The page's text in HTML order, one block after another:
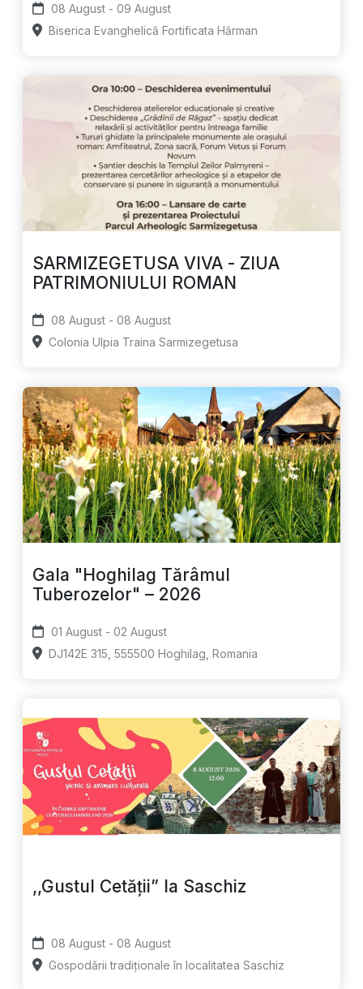
08 August - 09 August
Biserica Evanghelică Fortificata Hărman
SARMIZEGETUSA VIVA - ZIUA
PATRIMONIULUI ROMAN
08 August - 08 August
Colonia Ulpia Traina Sarmizegetusa
Gala "Hoghilag Tărâmul
Tuberozelor" – 2026
01 August - 02 August
DJ142E 315, 555500 Hoghilag, Romania
,,Gustul Cetății” la Saschiz
08 August - 08 August
Gospodării tradiționale în localitatea Saschiz